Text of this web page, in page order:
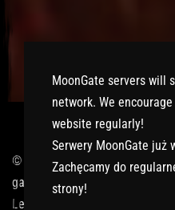
© 2017-2026 MMOGspot. The
games (Ultima Online,
Legends of Aria, Black Desert
MoonGate servers will
network. We
website regularly!
Serwery MoonGate już
Zachęcamy do
strony!